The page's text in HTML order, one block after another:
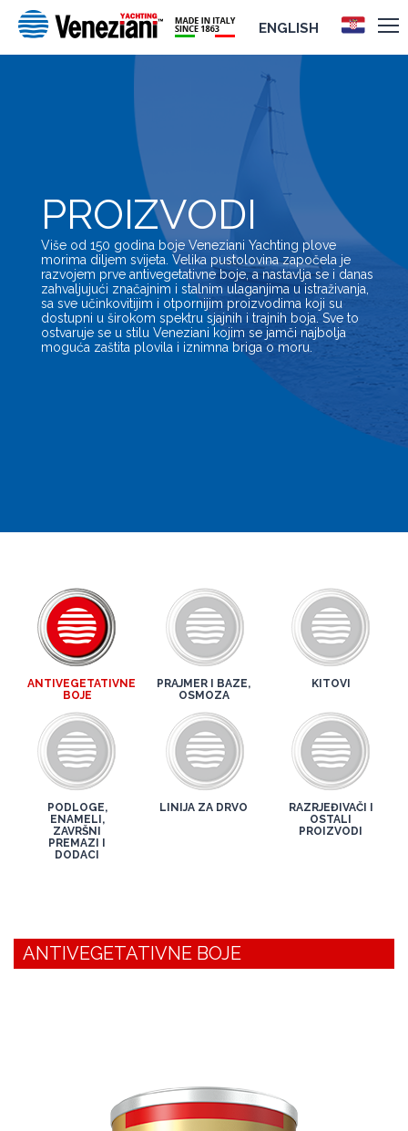
ENGLISH
PROIZVODI
Više od 150 godina boje Veneziani Yachting plove
morima diljem svijeta. Velika pustolovina započela je
razvojem prve antivegetativne boje, a nastavlja se i danas
zahvaljujući značajnim i stalnim ulaganjima u istraživanja,
sa sve učinkovitijim i otpornijim proizvodima koji su
dostupni u širokom spektru sjajnih i trajnih boja. Sve to
ostvaruje se u stilu Veneziani kojim se jamči najbolja
moguća zaštita plovila i iznimna briga o moru.
ANTIVEGETATIVNE
BOJE
PRAJMER I BAZE,
OSMOZA
KITOVI
PODLOGE,
ENAMELI,
ZAVRŠNI
PREMAZI I
DODACI
LINIJA ZA DRVO
RAZRJEĐIVAČI I
OSTALI
PROIZVODI
ANTIVEGETATIVNE BOJE